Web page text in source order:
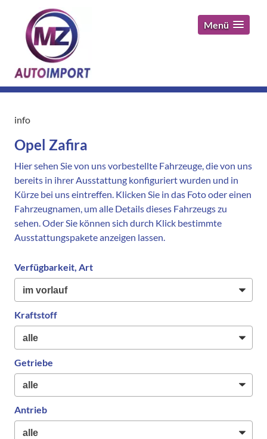
Menü
info
Opel Zafira
Hier sehen Sie von uns vorbestellte Fahrzeuge, die von uns
bereits in ihrer Ausstattung konfiguriert wurden und in
Kürze bei uns eintreffen. Klicken Sie in das Foto oder einen
Fahrzeugnamen, um alle Details dieses Fahrzeugs zu
sehen. Oder Sie können sich durch Klick bestimmte
Ausstattungspakete anzeigen lassen.
Verfügbarkeit, Art
Kraftstoff
Getriebe
Antrieb